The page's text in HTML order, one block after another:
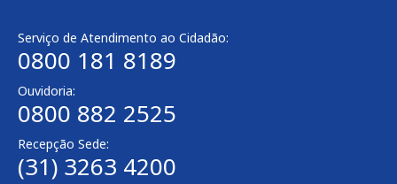
Serviço de Atendimento ao Cidadão:
0800 181 8189
Ouvidoria:
0800 882 2525
Recepção Sede:
(31) 3263 4200